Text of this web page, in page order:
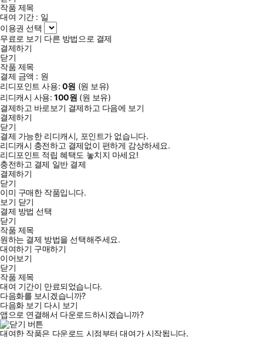
작품 제목
대여 기간 : 일
이용권 선택
무료로 보기 다른 방법으로 결제
결제하기
닫기
작품 제목
결제 금액 : 원
리디포인트 사용: 0원 (원 보유)
리디캐시 사용:100원 (원 보유)
결제하고 바로보기 결제하고 다음에 보기
결제하기
닫기
결제 가능한 리디캐시, 포인트가 없습니다.
리디캐시 충전하고 결제없이 편하게 감상하세요.
리디포인트 적립 혜택도 놓치지 마세요!
충전하고 결제 일반 결제
결제하기
닫기
이미 구매한 작품입니다.
보기 닫기
결제 방법 선택
닫기
작품 제목
원하는 결제 방법을 선택해주세요.
대여하기 구매하기
이어보기
닫기
작품 제목
대여 기간이 만료되었습니다.
다음화를 보시겠습니까?
다음화 보기 다시 보기
앱으로 연결해서 다운로드하시겠습니까?
대여한 작품은 다운로드 시점부터 대여가 시작됩니다.